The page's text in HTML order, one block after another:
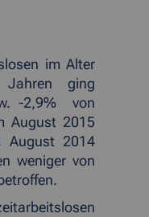
im Alter
ging
-2,9%
von
August 2015
August 2014
weniger von